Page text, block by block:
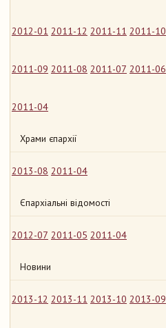
2012-01 2011-12 2011-11 2011-10
2011-09 2011-08 2011-07 2011-06
2011-04
Храми єпархії
2013-08 2011-04
Єпархіальні відомості
2012-07 2011-05 2011-04
Новини
2013-12 2013-11 2013-10 2013-09